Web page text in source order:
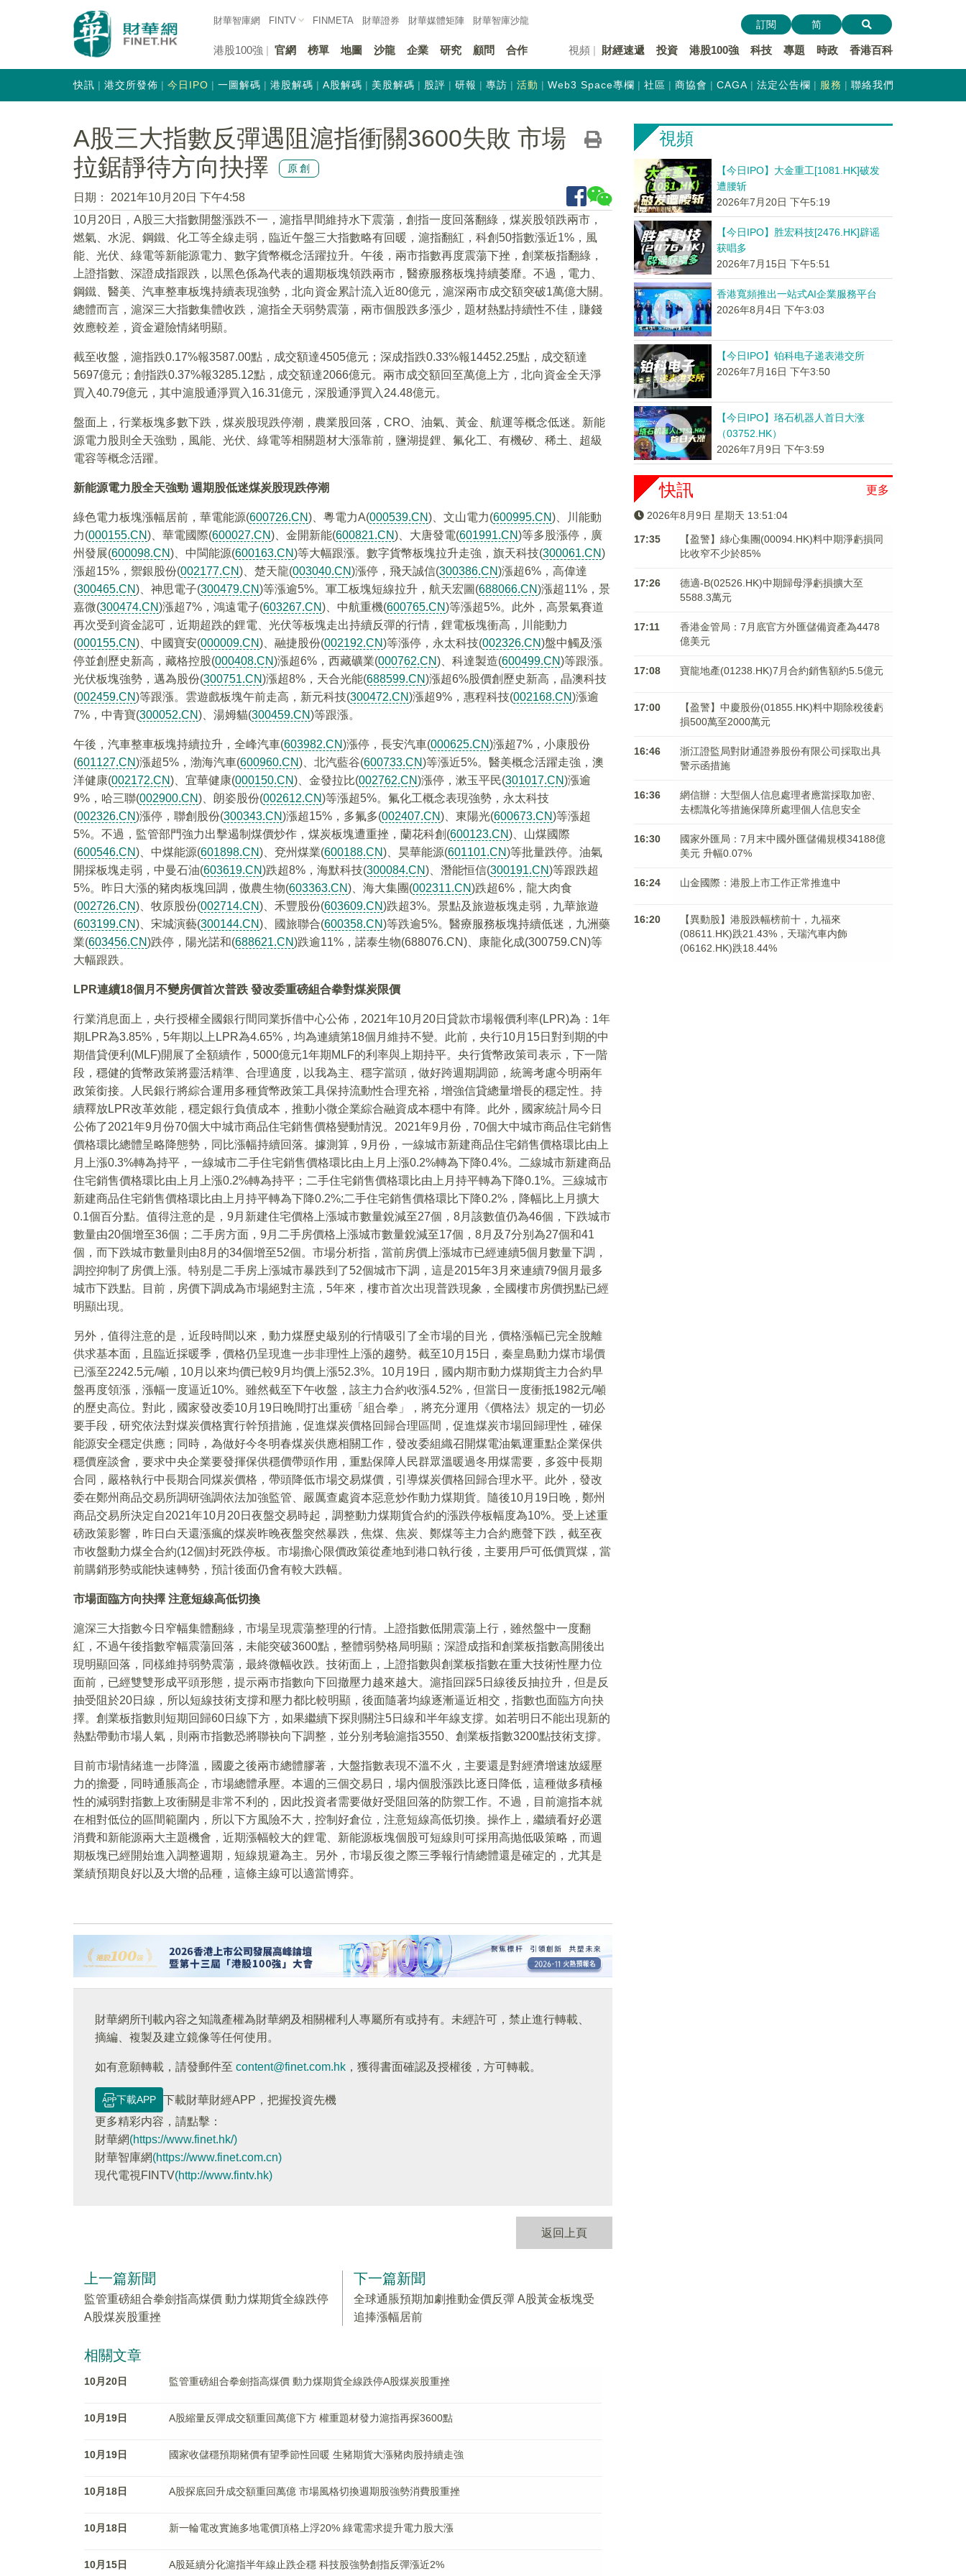
財華智庫網 FINTV FINMETA 財華證券 財華媒體矩陣 財華智庫沙龍
港股100強 官網 榜單 地圖 沙龍 企業 研究 顧問 合作 視頻 財經速遞 投資 港股100強 科技 專題 時政 香港百科
訂閱 简
快訊 港交所發佈 今日IPO 一圖解碼 港股解碼 A股解碼 美股解碼 股評 研報 專訪 活動 Web3 Space專欄 社區 商協會 CAGA 法定公告欄 服務 聯絡我們
A股三大指數反彈遇阻滬指衝關3600失敗 市場
拉鋸靜待方向抉擇
原創
日期：
2021年10月20日 下午4:58
10月20日，A股三大指數開盤漲跌不一，滬指早間維持水下震蕩，創指一度回落翻綠，煤炭股領跌兩市，
燃氣、水泥、鋼鐵、化工等全線走弱，臨近午盤三大指數略有回暖，滬指翻紅，科創50指數漲近1%，風
能、光伏、綠電等新能源電力、數字貨幣概念活躍拉升。午後，兩市指數再度震蕩下挫，創業板指翻綠，
上證指數、深證成指跟跌，以黑色係為代表的週期板塊領跌兩市，醫療服務板塊持續萎靡。不過，電力、
鋼鐵、醫美、汽車整車板塊持續表現強勢，北向資金累計流入近80億元，滬深兩市成交額突破1萬億大關。
總體而言，滬深三大指數集體收跌，滬指全天弱勢震蕩，兩市個股跌多漲少，題材熱點持續性不佳，賺錢
效應較差，資金避險情緒明顯。
截至收盤，滬指跌0.17%報3587.00點，成交額達4505億元；深成指跌0.33%報14452.25點，成交額達
5697億元；創指跌0.37%報3285.12點，成交額達2066億元。兩市成交額回至萬億上方，北向資金全天淨
買入40.79億元，其中滬股通淨買入16.31億元，深股通淨買入24.48億元。
盤面上，行業板塊多數下跌，煤炭股現跌停潮，農業股回落，CRO、油氣、黃金、航運等概念低迷。新能
源電力股則全天強勁，風能、光伏、綠電等相關題材大漲靠前，鹽湖提鋰、氟化工、有機矽、稀土、超級
電容等概念活躍。
新能源電力股全天強勁 週期股低迷煤炭股現跌停潮
綠色電力板塊漲幅居前，華電能源(600726.CN)、粵電力A(000539.CN)、文山電力(600995.CN)、川能動
力(000155.CN)、華電國際(600027.CN)、金開新能(600821.CN)、大唐發電(601991.CN)等多股漲停，廣
州發展(600098.CN)、中閩能源(600163.CN)等大幅跟漲。數字貨幣板塊拉升走強，旗天科技(300061.CN)
漲超15%，禦銀股份(002177.CN)、楚天龍(003040.CN)漲停，飛天誠信(300386.CN)漲超6%，高偉達
(300465.CN)、神思電子(300479.CN)等漲逾5%。軍工板塊短線拉升，航天宏圖(688066.CN)漲超11%，景
嘉微(300474.CN)漲超7%，鴻遠電子(603267.CN)、中航重機(600765.CN)等漲超5%。此外，高景氣賽道
再次受到資金認可，近期超跌的鋰電、光伏等板塊走出持續反彈的行情，鋰電板塊衝高，川能動力
(000155.CN)、中國寶安(000009.CN)、融捷股份(002192.CN)等漲停，永太科技(002326.CN)盤中觸及漲
停並創歷史新高，藏格控股(000408.CN)漲超6%，西藏礦業(000762.CN)、科達製造(600499.CN)等跟漲。
光伏板塊強勢，邁為股份(300751.CN)漲超8%，天合光能(688599.CN)漲超6%股價創歷史新高，晶澳科技
(002459.CN)等跟漲。雲遊戲板塊午前走高，新元科技(300472.CN)漲超9%，惠程科技(002168.CN)漲逾
7%，中青寶(300052.CN)、湯姆貓(300459.CN)等跟漲。
午後，汽車整車板塊持續拉升，全峰汽車(603982.CN)漲停，長安汽車(000625.CN)漲超7%，小康股份
(601127.CN)漲超5%，渤海汽車(600960.CN)、北汽藍谷(600733.CN)等漲近5%。醫美概念活躍走強，澳
洋健康(002172.CN)、宜華健康(000150.CN)、金發拉比(002762.CN)漲停，漱玉平民(301017.CN)漲逾
9%，哈三聯(002900.CN)、朗姿股份(002612.CN)等漲超5%。氟化工概念表現強勢，永太科技
(002326.CN)漲停，聯創股份(300343.CN)漲超15%，多氟多(002407.CN)、東陽光(600673.CN)等漲超
5%。不過，監管部門強力出擊遏制煤價炒作，煤炭板塊遭重挫，蘭花科創(600123.CN)、山煤國際
(600546.CN)、中煤能源(601898.CN)、兗州煤業(600188.CN)、昊華能源(601101.CN)等批量跌停。油氣
開採板塊走弱，中曼石油(603619.CN)跌超8%，海默科技(300084.CN)、潛能恒信(300191.CN)等跟跌超
5%。昨日大漲的豬肉板塊回調，傲農生物(603363.CN)、海大集團(002311.CN)跌超6%，龍大肉食
(002726.CN)、牧原股份(002714.CN)、禾豐股份(603609.CN)跌超3%。景點及旅遊板塊走弱，九華旅遊
(603199.CN)、宋城演藝(300144.CN)、國旅聯合(600358.CN)等跌逾5%。醫療服務板塊持續低迷，九洲藥
業(603456.CN)跌停，陽光諾和(688621.CN)跌逾11%，諾泰生物(688076.CN)、康龍化成(300759.CN)等
大幅跟跌。
LPR連續18個月不變房價首次普跌 發改委重磅組合拳對煤炭限價
行業消息面上，央行授權全國銀行間同業拆借中心公佈，2021年10月20日貸款市場報價利率(LPR)為：1年
期LPR為3.85%，5年期以上LPR為4.65%，均為連續第18個月維持不變。此前，央行10月15日對到期的中
期借貸便利(MLF)開展了全額續作，5000億元1年期MLF的利率與上期持平。央行貨幣政策司表示，下一階
段，穩健的貨幣政策將靈活精準、合理適度，以我為主、穩字當頭，做好跨週期調節，統籌考慮今明兩年
政策銜接。人民銀行將綜合運用多種貨幣政策工具保持流動性合理充裕，增強信貸總量增長的穩定性。持
續釋放LPR改革效能，穩定銀行負債成本，推動小微企業綜合融資成本穩中有降。此外，國家統計局今日
公佈了2021年9月份70個大中城市商品住宅銷售價格變動情況。2021年9月份，70個大中城市商品住宅銷售
價格環比總體呈略降態勢，同比漲幅持續回落。據測算，9月份，一線城市新建商品住宅銷售價格環比由上
月上漲0.3%轉為持平，一線城市二手住宅銷售價格環比由上月上漲0.2%轉為下降0.4%。二線城市新建商品
住宅銷售價格環比由上月上漲0.2%轉為持平；二手住宅銷售價格環比由上月持平轉為下降0.1%。三線城市
新建商品住宅銷售價格環比由上月持平轉為下降0.2%;二手住宅銷售價格環比下降0.2%，降幅比上月擴大
0.1個百分點。值得注意的是，9月新建住宅價格上漲城市數量銳減至27個，8月該數值仍為46個，下跌城市
數量由20個增至36個；二手房方面，9月二手房價格上漲城市數量銳減至17個，8月及7分别為27個和41
個，而下跌城市數量則由8月的34個增至52個。市場分析指，當前房價上漲城市已經連續5個月數量下調，
調控抑制了房價上漲。特别是二手房上漲城市暴跌到了52個城市下調，這是2015年3月來連續79個月最多
城市下跌點。目前，房價下調成為市場絕對主流，5年來，樓市首次出現普跌現象，全國樓市房價拐點已經
明顯出現。
另外，值得注意的是，近段時間以來，動力煤歷史級别的行情吸引了全市場的目光，價格漲幅已完全脫離
供求基本面，且臨近採暖季，價格仍呈現進一步非理性上漲的趨勢。截至10月15日，秦皇島動力煤市場價
已漲至2242.5元/噸，10月以來均價已較9月均價上漲52.3%。10月19日，國内期市動力煤期貨主力合約早
盤再度領漲，漲幅一度逼近10%。雖然截至下午收盤，該主力合約收漲4.52%，但當日一度衝抵1982元/噸
的歷史高位。對此，國家發改委10月19日晚間打出重磅「組合拳」，將充分運用《價格法》規定的一切必
要手段，研究依法對煤炭價格實行幹預措施，促進煤炭價格回歸合理區間，促進煤炭市場回歸理性，確保
能源安全穩定供應；同時，為做好今冬明春煤炭供應相關工作，發改委組織召開煤電油氣運重點企業保供
穩價座談會，要求中央企業要發揮保供穩價帶頭作用，重點保障人民群眾溫暖過冬用煤需要，多簽中長期
合同，嚴格執行中長期合同煤炭價格，帶頭降低市場交易煤價，引導煤炭價格回歸合理水平。此外，發改
委在鄭州商品交易所調研強調依法加強監管、嚴厲查處資本惡意炒作動力煤期貨。隨後10月19日晚，鄭州
商品交易所決定自2021年10月20日夜盤交易時起，調整動力煤期貨合約的漲跌停板幅度為10%。受上述重
磅政策影響，昨日白天還漲瘋的煤炭昨晚夜盤突然暴跌，焦煤、焦炭、鄭煤等主力合約應聲下跌，截至夜
市收盤動力煤全合約(12個)封死跌停板。市場擔心限價政策從產地到港口執行後，主要用戶可低價買煤，當
前購銷形勢或能快速轉勢，預計後面仍會有較大跌幅。
市場面臨方向抉擇 注意短線高低切換
滬深三大指數今日窄幅集體翻綠，市場呈現震蕩整理的行情。上證指數低開震蕩上行，雖然盤中一度翻
紅，不過午後指數窄幅震蕩回落，未能突破3600點，整體弱勢格局明顯；深證成指和創業板指數高開後出
現明顯回落，同樣維持弱勢震蕩，最終微幅收跌。技術面上，上證指數與創業板指數在重大技術性壓力位
面前，已經雙雙形成平頭形態，提示兩市指數向下回撤壓力越來越大。滬指回踩5日線後反抽拉升，但是反
抽受阻於20日線，所以短線技術支撐和壓力都比較明顯，後面隨著均線逐漸逼近相交，指數也面臨方向抉
擇。創業板指數則短期回歸60日線下方，如果繼續下探則關注5日線和半年線支撐。如若明日不能出現新的
熱點帶動市場人氣，則兩市指數恐將聯袂向下調整，並分别考驗滬指3550、創業板指數3200點技術支撐。
目前市場情緒進一步降溫，國慶之後兩市總體膠著，大盤指數表現不溫不火，主要還是對經濟增速放緩壓
力的擔憂，同時通脹高企，市場總體承壓。本週的三個交易日，場内個股漲跌比逐日降低，這種做多積極
性的減弱對指數上攻衝關是非常不利的，因此投資者需要做好受阻回落的防禦工作。不過，目前滬指本就
在相對低位的區間範圍内，所以下方風險不大，控制好倉位，注意短線高低切換。操作上，繼續看好必選
消費和新能源兩大主題機會，近期漲幅較大的鋰電、新能源板塊個股可短線則可採用高抛低吸策略，而週
期板塊已經開始進入調整週期，短線規避為主。另外，市場反復之際三季報行情總體還是確定的，尤其是
業績預期良好以及大增的品種，這條主線可以適當博弈。
財華網所刊載內容之知識產權為財華網及相關權利人專屬所有或持有。未經許可，禁止進行轉載、
摘編、複製及建立鏡像等任何使用。
如有意願轉載，請發郵件至 content@finet.com.hk ，獲得書面確認及授權後，方可轉載。
下載APP
下載財華財經APP，把握投資先機
更多精彩内容，請點擊：
財華網(https://www.finet.hk/)
財華智庫網(https://www.finet.com.cn)
現代電視FINTV(http://www.fintv.hk)
返回上頁
上一篇新聞
監管重磅組合拳劍指高煤價 動力煤期貨全線跌停
A股煤炭股重挫
下一篇新聞
全球通脹預期加劇推動金價反彈 A股黃金板塊受
追捧漲幅居前
相關文章
10月20日 監管重磅組合拳劍指高煤價 動力煤期貨全線跌停A股煤炭股重挫
10月19日 A股縮量反彈成交額重回萬億下方 權重題材發力滬指再探3600點
10月19日 國家收儲穩預期豬價有望季節性回暖 生豬期貨大漲豬肉股持續走強
10月18日 A股探底回升成交額重回萬億 市場風格切換週期股強勢消費股重挫
10月18日 新一輪電改實施多地電價頂格上浮20% 綠電需求提升電力股大漲
10月15日 A股延續分化滬指半年線止跌企穩 科技股強勢創指反彈漲近2%
視頻
【今日IPO】大金重工[1081.HK]破发
遭腰斩
2026年7月20日 下午5:19
【今日IPO】胜宏科技[2476.HK]辟谣
获唱多
2026年7月15日 下午5:51
香港寬頻推出一站式AI企業服務平台
2026年8月4日 下午3:03
【今日IPO】铂科电子递表港交所
2026年7月16日 下午3:50
【今日IPO】珞石机器人首日大涨
（03752.HK）
2026年7月9日 下午3:59
更多
快訊
2026年8月9日 星期天 13:51:05
17:35
【盈警】綠心集團(00094.HK)料中期淨虧損同
比收窄不少於85%
17:26
德適-B(02526.HK)中期歸母淨虧損擴大至
5588.3萬元
17:11
香港金管局：7月底官方外匯儲備資產為4478
億美元
17:08 寶龍地產(01238.HK)7月合約銷售額約5.5億元
17:00
【盈警】中慶股份(01855.HK)料中期除稅後虧
損500萬至2000萬元
16:46
浙江證監局對財通證券股份有限公司採取出具
警示函措施
16:36
網信辦：大型個人信息處理者應當採取加密、
去標識化等措施保障所處理個人信息安全
16:30
國家外匯局：7月末中國外匯儲備規模34188億
美元 升幅0.07%
16:24 山金國際：港股上市工作正常推進中
16:20
【異動股】港股跌幅榜前十，九福來
(08611.HK)跌21.43%，天瑞汽車内飾
(06162.HK)跌18.44%